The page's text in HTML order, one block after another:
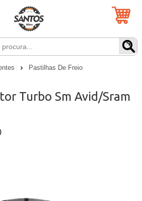
Pastilhas De Freio
Turbo Sm Avid/Sram